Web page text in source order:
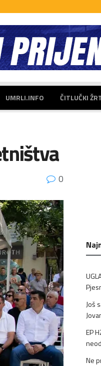
UMRLI.INFO ČITLUČKI
0
Još
EP
Ne